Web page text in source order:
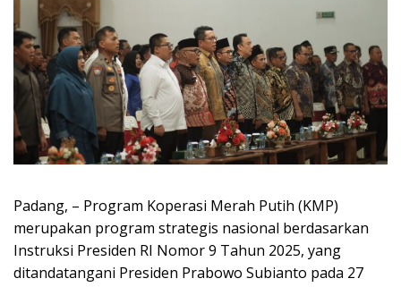
Padang, – Program Koperasi Merah Putih (KMP)
merupakan program strategis nasional berdasarkan
Instruksi Presiden RI Nomor 9 Tahun 2025, yang
ditandatangani Presiden Prabowo Subianto pada 27